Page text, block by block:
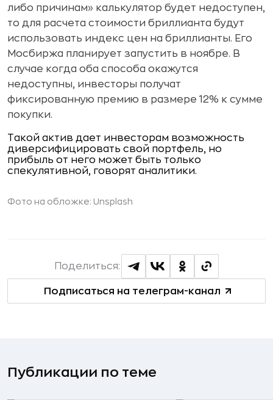
либо причинам» калькулятор будет недоступен,
то для расчета стоимости бриллианта будут
использовать индекс цен на бриллианты. Его
Мосбиржа планирует запустить в ноябре. В
случае когда оба способа окажутся
недоступны, инвесторы получат
фиксированную премию в размере 12% к сумме
покупки.
Такой актив дает инвесторам возможность
диверсифицировать свой портфель, но
прибыль от него может быть только
спекулятивной, говорят аналитики.
Фото на обложке: Unsplash
Подписаться на телеграм-канал
Поделиться:
Публикации по теме